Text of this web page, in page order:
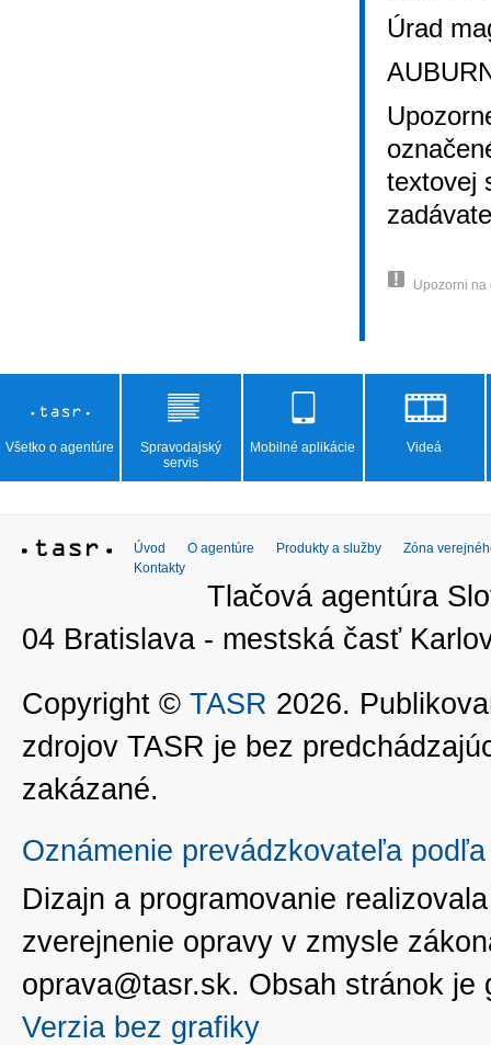
Úrad
textovej
Upozorni na
Všetko o agentúre
Spravodajský
servis
Mobilné aplikácie Videá
Úvod O agentúre Produkty a služby
Zóna
Kontakty
Tlačová agentúra
04 Bratislava - mestská časť
Copyright © TASR 2026.
zdrojov TASR je bez
zakázané.
Oznámenie prevádzkovateľa
Dizajn a programovanie
zverejnenie opravy v zmysle
oprava@tasr.sk. Obsah stránok
Verzia bez grafiky